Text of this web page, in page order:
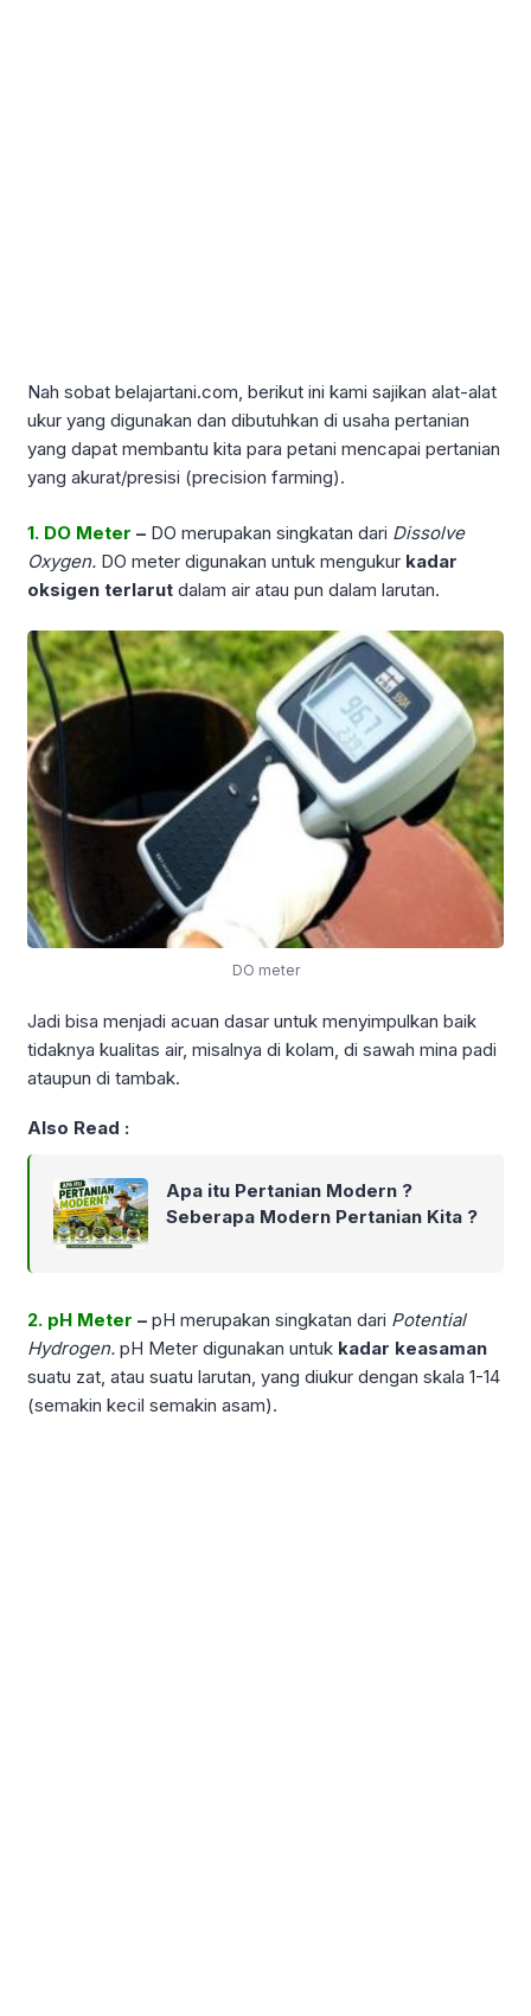
Nah sobat belajartani.com, berikut ini kami sajikan alat-alat
ukur yang digunakan dan dibutuhkan di usaha pertanian
yang dapat membantu kita para petani mencapai pertanian
yang akurat/presisi (precision farming).
1. DO Meter – DO merupakan singkatan dari Dissolve
Oxygen. DO meter digunakan untuk mengukur kadar
oksigen terlarut dalam air atau pun dalam larutan.
DO meter
Jadi bisa menjadi acuan dasar untuk menyimpulkan baik
tidaknya kualitas air, misalnya di kolam, di sawah mina padi
ataupun di tambak.
Also Read :
Apa itu Pertanian Modern ?
Seberapa Modern Pertanian Kita ?
2. pH Meter – pH merupakan singkatan dari Potential
Hydrogen. pH Meter digunakan untuk kadar keasaman
suatu zat, atau suatu larutan, yang diukur dengan skala 1-14
(semakin kecil semakin asam).